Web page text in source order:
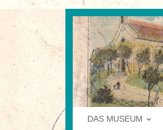
DAS MUSEUM